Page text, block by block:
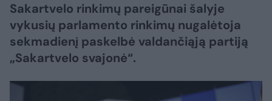
Sakartvelo rinkimų pareigūnai šalyje
vykusių parlamento rinkimų nugalėtoja
sekmadienį paskelbė valdančiąją partiją
„Sakartvelo svajonė“.